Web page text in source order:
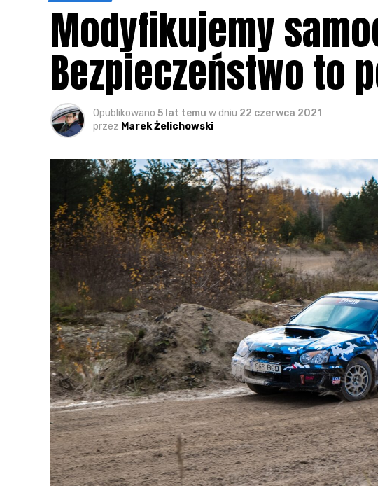
Modyfikujemy
Bezpieczeństwo to
Opublikowano 5 lat temu w dniu 22 czerwca 2021
przez Marek Żelichowski